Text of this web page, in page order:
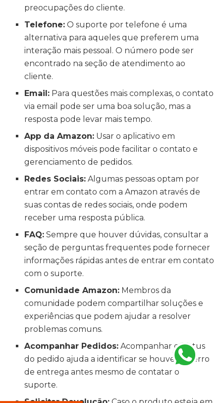
preocupações do cliente.
Telefone: O suporte por telefone é uma
alternativa para aqueles que preferem uma
interação mais pessoal. O número pode ser
encontrado na seção de atendimento ao
cliente.
Email: Para questões mais complexas, o contato
via email pode ser uma boa solução, mas a
resposta pode levar mais tempo.
App da Amazon: Usar o aplicativo em
dispositivos móveis pode facilitar o contato e
gerenciamento de pedidos.
Redes Sociais: Algumas pessoas optam por
entrar em contato com a Amazon através de
suas contas de redes sociais, onde podem
receber uma resposta pública.
FAQ: Sempre que houver dúvidas, consultar a
seção de perguntas frequentes pode fornecer
informações rápidas antes de entrar em contato
com o suporte.
Comunidade Amazon: Membros da
comunidade podem compartilhar soluções e
experiências que podem ajudar a resolver
problemas comuns.
Acompanhar Pedidos: Acompanhar o status
do pedido ajuda a identificar se houve um erro
de entrega antes mesmo de contatar o
suporte.